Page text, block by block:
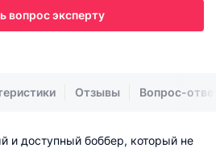
вопрос эксперту
Отзывы Вопрос-
и доступный боббер, который не